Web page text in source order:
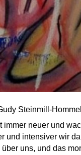
Steinmill-
immer neuer und
und intensiver wir
uns, und das